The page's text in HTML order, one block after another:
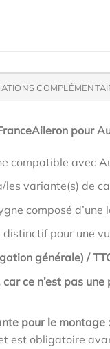
pour
compatible avec
les variante(s) de
composé
pour une
générale) /
ce n’est pas une
pour le montage :
est obligatoire